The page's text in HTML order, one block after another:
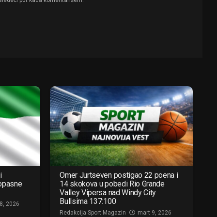
2026
Omer Jurtseven postigao 22 poena i
14 skokova u pobedi Rio Grande
Valley Vipersa nad Windy City
Bullsima 137:100
Redakcija Sport Magazin mart 9, 2026